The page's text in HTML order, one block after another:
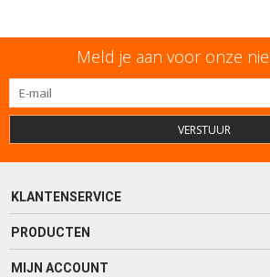
Meld je aan voor onze
VERSTUUR
KLANTENSERVICE
PRODUCTEN
MIJN ACCOUNT